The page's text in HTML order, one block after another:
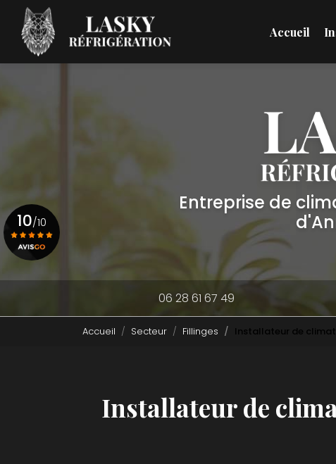
contenu
principal
Accueil
Entreprise de
06 28 61 67 49
10/10
Accueil Secteur Fillinges Installateur de
Installateur de